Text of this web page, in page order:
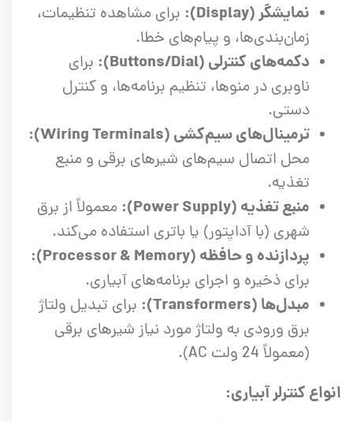
نمایشگر (Display):
برای مشاهده تنظیمات،
زمان‌بندی‌ها، و پیام‌های خطا.
دکمه‌های کنترلی (Buttons/Dial):
برای
ناوبری در منوها، تنظیم برنامه‌ها، و کنترل
دستی.
ترمینال‌های سیم‌کشی (Wiring Terminals):
محل اتصال سیم‌های شیرهای برقی و منبع
تغذیه.
منبع تغذیه (Power Supply):
معمولاً از برق
شهری (با آداپتور) یا باتری استفاده می‌کند.
پردازنده و حافظه (Processor & Memory):
برای ذخیره و اجرای برنامه‌های آبیاری.
مبدل‌ها (Transformers):
برای تبدیل ولتاژ
برق ورودی به ولتاژ مورد نیاز شیرهای برقی
(معمولاً 24 ولت AC).
انواع کنترلر آبیاری: